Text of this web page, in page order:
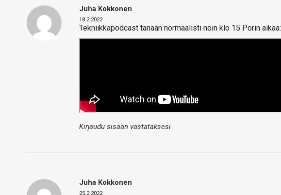
Juha Kokkonen
18.2.2022
Tekniikkapodcast tänään normaalisti noin klo 15 Porin aikaa:
Kirjaudu sisään vastataksesi
Juha Kokkonen
25.2.2022